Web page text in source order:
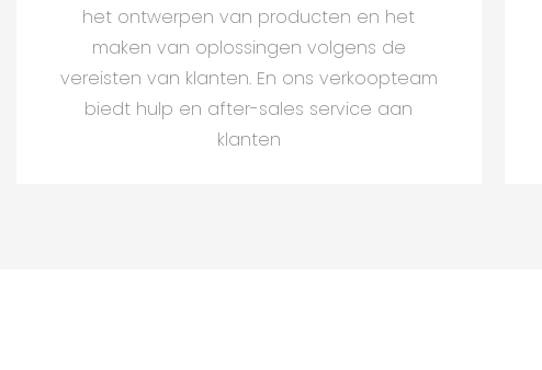
het ontwerpen van producten en het
maken van oplossingen volgens de
vereisten van klanten. En ons verkoopteam
biedt hulp en after-sales service aan
klanten